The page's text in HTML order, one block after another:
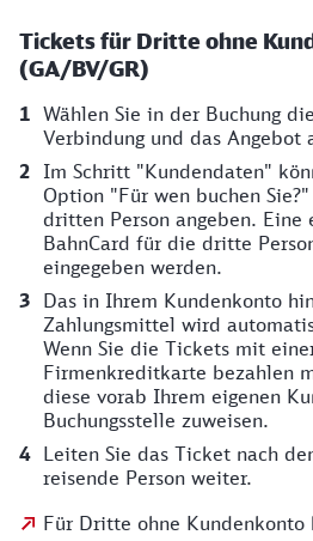
Tickets für Dritte ohne
(GA/BV/GR)
Wählen Sie in der Buchung
Verbindung und das Angebot
Im Schritt "Kundendaten"
Option "Für wen buchen
dritten Person angeben. Eine
BahnCard für die dritte
eingegeben werden.
Das in Ihrem Kundenkonto
Zahlungsmittel wird
Wenn Sie die Tickets mit
Firmenkreditkarte bezahlen
diese vorab Ihrem eigenen
Buchungsstelle zuweisen.
Leiten Sie das Ticket nach
reisende Person weiter.
Für Dritte ohne Kundenkonto